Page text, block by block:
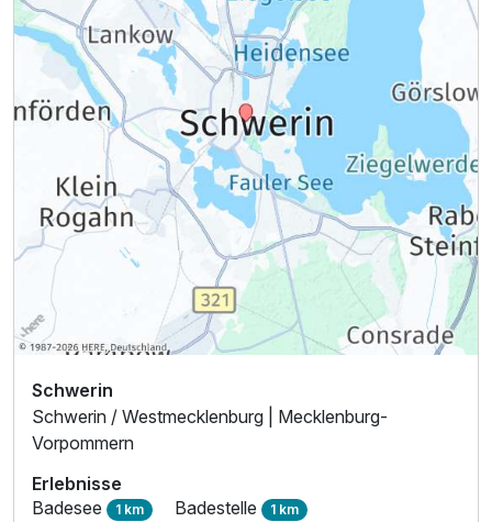
Schwerin
Schwerin / Westmecklenburg | Mecklenburg-
Vorpommern
Erlebnisse
Badesee 1 km Badestelle 1 km